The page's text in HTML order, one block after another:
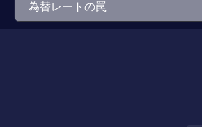
為替レートの罠